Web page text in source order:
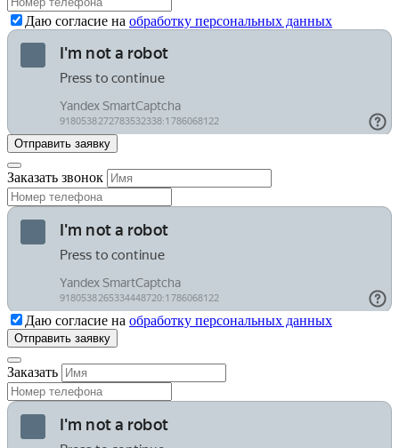
Даю согласие на обработку персональных данных
Заказать звонок
Даю согласие на обработку персональных данных
Заказать